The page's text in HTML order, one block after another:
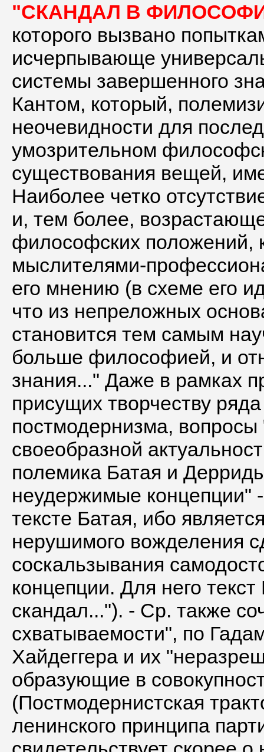
"СКАНДАЛ В
которого вызвано
исчерпывающе
системы завершенного
Кантом, который,
неочевидности для
умозрительном
существования вещей,
Наиболее четко
и, тем более,
философских положений,
мыслителями-
его мнению (в схеме его
что из непреложных
становится тем самым
больше философией, и
знания..." Даже в рамках
присущих творчеству
постмодернизма,
своеобразной
полемика Батая и
неудержимые концепции"
тексте Батая, ибо
нерушимого вожделения
соскальзывания
концепции. Для него
скандал..."). - Ср. также
схватываемости", по
Хайдеггера и их
образующие в
(Постмодернистская
ленинского принципа